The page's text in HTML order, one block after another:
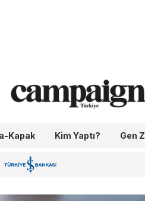
Kapak Kim Yaptı? Gen Z
İş Bankası 100.Yıl